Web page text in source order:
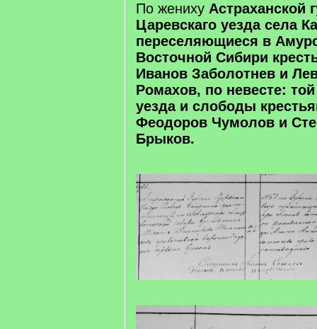
По жениху Астраханской
Царевскаго уезда села
переселяющиеся в
Восточной Сибири
Иванов Заболотнев и
Ромахов, по невесте:
уезда и слободы
Феодоров Чумолов и
Брыков.